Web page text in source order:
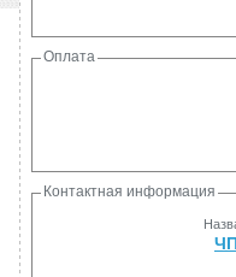
Оплата
Контактная информация